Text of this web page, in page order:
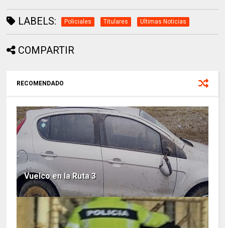
LABELS: Policiales Titulares Ultimas Noticias
COMPARTIR
RECOMENDADO
Vuelco en la Ruta 3